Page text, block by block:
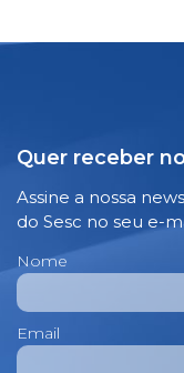
Quer receber
Assine a nossa
do Sesc no seu e-
Nome
Email